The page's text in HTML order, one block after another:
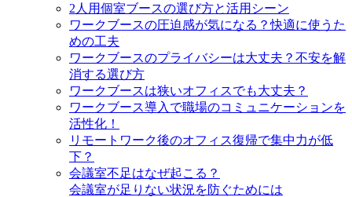
2人用個室ブースの選び方と活用シーン
ワークブースの圧迫感が気になる？快適に使うた
めの工夫
ワークブースのプライバシーは大丈夫？不安を解
消する選び方
ワークブースは狭いオフィスでも大丈夫？
ワークブース導入で職場のコミュニケーションを
活性化！
リモートワーク後のオフィス復帰で集中力が低
下？
会議室不足はなぜ起こる？
会議室が足りない状況を防ぐためには